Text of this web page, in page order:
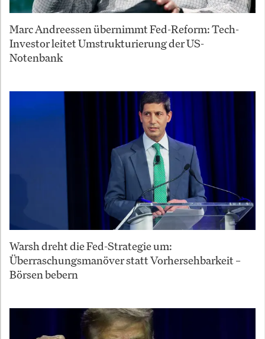
Marc Andreessen übernimmt Fed-Reform: Tech-
Investor leitet Umstrukturierung der US-
Notenbank
Warsh dreht die Fed-Strategie um:
Überraschungsmanöver statt Vorhersehbarkeit –
Börsen bebern